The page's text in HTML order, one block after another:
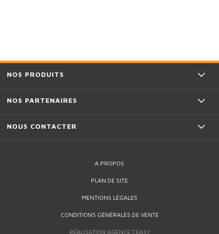
5,80 €
NOS PRODUITS
NOS PARTENAIRES
NOUS CONTACTER
A PROPOS
PLAN DE SITE
MENTIONS LÉGALES
CONDITIONS GÉNÉRALES DE VENTE
RÉALISATION AGENCE CEASY